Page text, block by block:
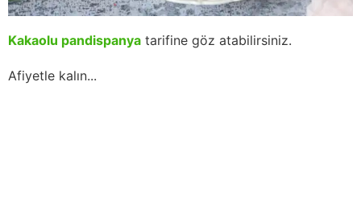
Kakaolu pandispanya tarifine göz atabilirsiniz.
Afiyetle kalın...